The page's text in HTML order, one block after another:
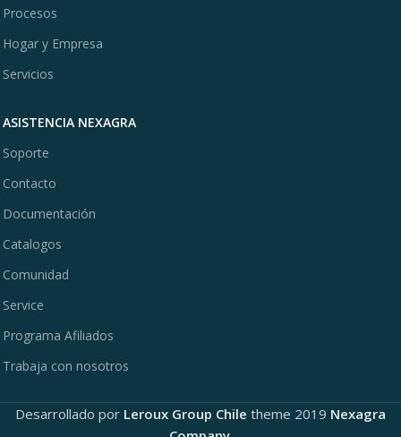
Procesos
Hogar y Empresa
Servicios
ASISTENCIA NEXAGRA
Soporte
Contacto
Documentación
Catalogos
Comunidad
Service
Programa Afiliados
Trabaja con nosotros
Desarrollado por Leroux Group Chile theme 2019 Nexagra